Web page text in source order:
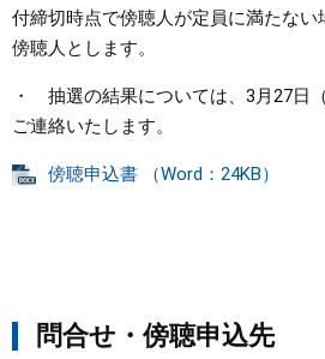
付締切時点で傍聴人が定員に満たな
傍聴人とします。
・ 抽選の結果については、3月27日
ご連絡いたします。
傍聴申込書 （Word：24KB）
問合せ・傍聴申込先